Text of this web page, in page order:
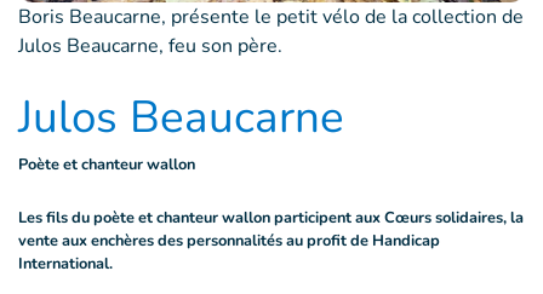
Boris Beaucarne, présente le petit vélo de la collection de
Julos Beaucarne, feu son père.
Julos Beaucarne
Poète et chanteur wallon
Les fils du poète et chanteur wallon participent aux Cœurs solidaires, la
vente aux enchères des personnalités au profit de Handicap
International.